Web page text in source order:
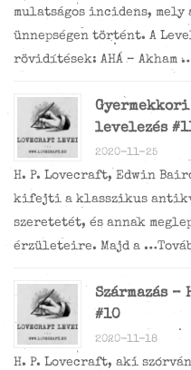
mulatságos incidens,
ünnepségen történt. A
rövidítések: AHÁ – Akham
levelezés
2020-11-25
H. P. Lovecraft, Edwin
kifejti a klasszikus
szeretetét, és annak
érzületeire. Majd a …
Származás
#10
2020-11-18
H. P. Lovecraft, aki